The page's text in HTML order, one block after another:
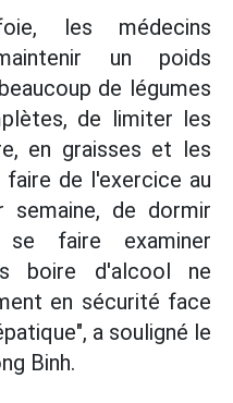
les médecins
un poids
de légumes
de limiter les
en graisses et les
de l'exercice au
semaine, de dormir
faire examiner
boire d'alcool ne
en sécurité face
a souligné le
Binh.